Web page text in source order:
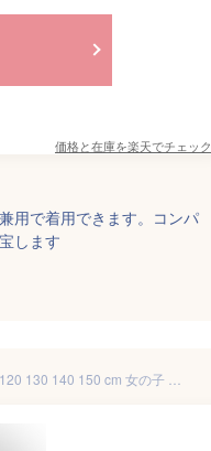
価格と在庫を楽天でチェック
用で着用できます。コンパ
します